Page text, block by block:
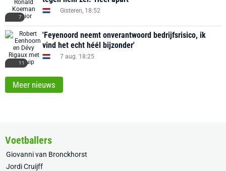
7
Gisteren, 18:52
11
'Feyenoord neemt onverantwoord bedrijfsrisico, ik
vind het echt héél bijzonder'
7 aug. 18:25
Meer nieuws
Voetballers
Giovanni van Bronckhorst
Jordi Cruijff